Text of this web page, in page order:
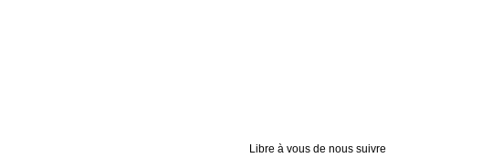
Libre à vous de nous suivre